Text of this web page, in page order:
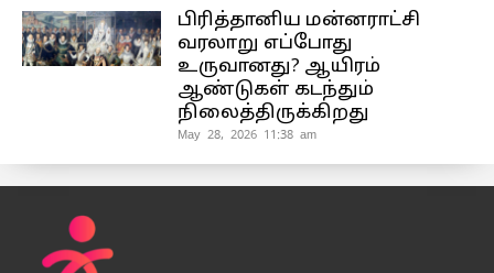
பிரித்தானிய மன்னராட்சி
வரலாறு எப்போது
உருவானது? ஆயிரம்
ஆண்டுகள் கடந்தும்
நிலைத்திருக்கிறது
May 28, 2026 11:38 am